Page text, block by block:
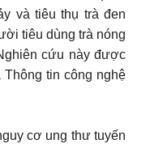
và tiêu thụ trà đen
tiêu dùng trà nóng
cứu này được
tin công nghệ
cơ ung thư tuyến